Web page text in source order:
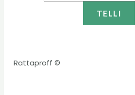
TELLI
Rattaproff ©